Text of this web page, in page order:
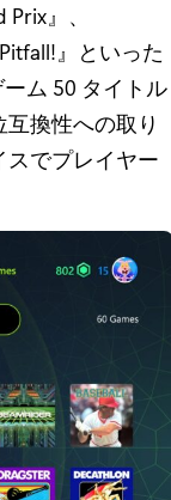
』、
』といった
ム 50 タイトル
換性への取り
でプレイヤー